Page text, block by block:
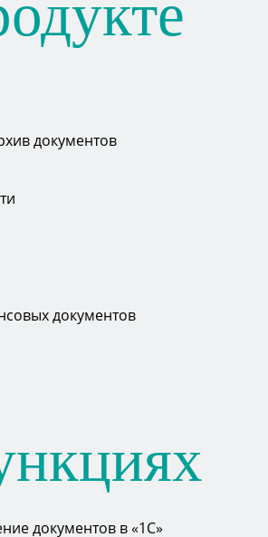
документов
документов
документов в «1С»